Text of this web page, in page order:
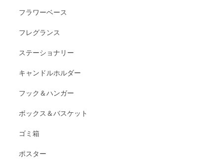
フラワーベース
フレグランス
ステーショナリー
キャンドルホルダー
フック＆ハンガー
ボックス＆バスケット
ゴミ箱
ポスター